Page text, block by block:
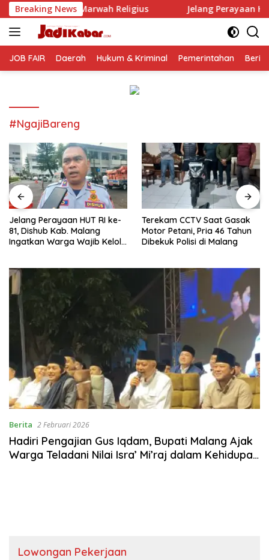
Langsung
ke
konten
Breaking News
Religius Jelang Perayaan HUT RI ke-81,
JOB FAIR Daerah Hukum & Kriminal Pemerintahan
#NgajiBareng
Jelang Perayaan HUT RI ke-
81, Dishub Kab. Malang
Ingatkan Warga Wajib Kelola
Terekam CCTV Saat Gasak
Motor Petani, Pria 46 Tahun
Dibekuk Polisi di Malang
Berita 2 Februari 2026
Hadiri Pengajian Gus Iqdam, Bupati Malang Ajak
Warga Teladani Nilai Isra’ Mi’raj dalam Kehidupan
Lowongan Pekerjaan